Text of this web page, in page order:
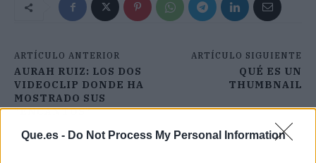
Que.es - Do Not Process My Personal Information
ARTÍCULO ANTERIOR
AURAH RUIZ: LOS DOS
VIDEOCLIP DONDE HA
MOSTRADO SUS
"ENCANTOS"
ARTÍCULO SIGUIENTE
QUÉ ES UN
THUMBNAIL